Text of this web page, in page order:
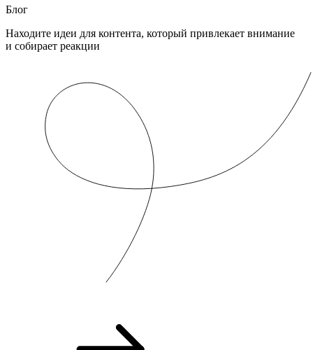
Блог
Находите идеи для контента, который привлекает внимание
и собирает реакции